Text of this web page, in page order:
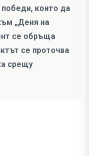
които да
„Деня на
се обръща
се проточва
срещу